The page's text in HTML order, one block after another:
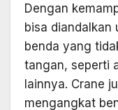
Dengan
bisa diandalkan
benda yang
tangan, seperti
lainnya. Crane
mengangkat